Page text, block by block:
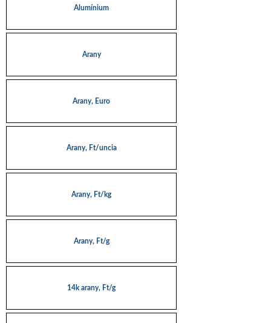
Alumínium
Arany
Arany, Euro
Arany, Ft/uncia
Arany, Ft/kg
Arany, Ft/g
14k arany, Ft/g